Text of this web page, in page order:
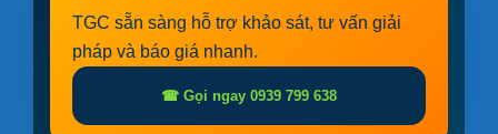
TGC sẵn sàng hỗ trợ khảo sát, tư vấn giải
pháp và báo giá nhanh.
☎ Gọi ngay 0939 799 638